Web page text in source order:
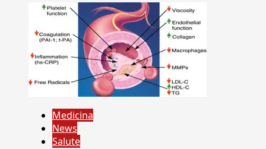
Medicina
News
Salute